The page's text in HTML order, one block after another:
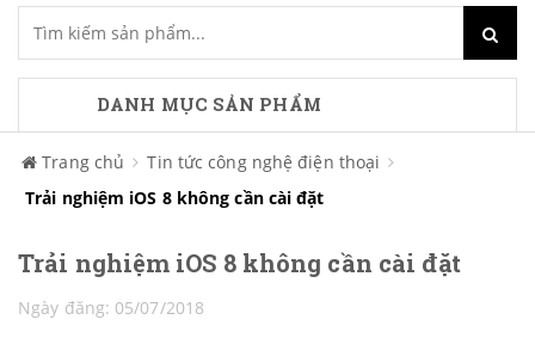
DANH MỤC SẢN PHẨM
Trang chủ
Tin tức công nghệ điện thoại
Trải nghiệm iOS 8 không cần cài đặt
Trải nghiệm iOS 8 không cần cài đặt
Ngày đăng: 05/07/2018